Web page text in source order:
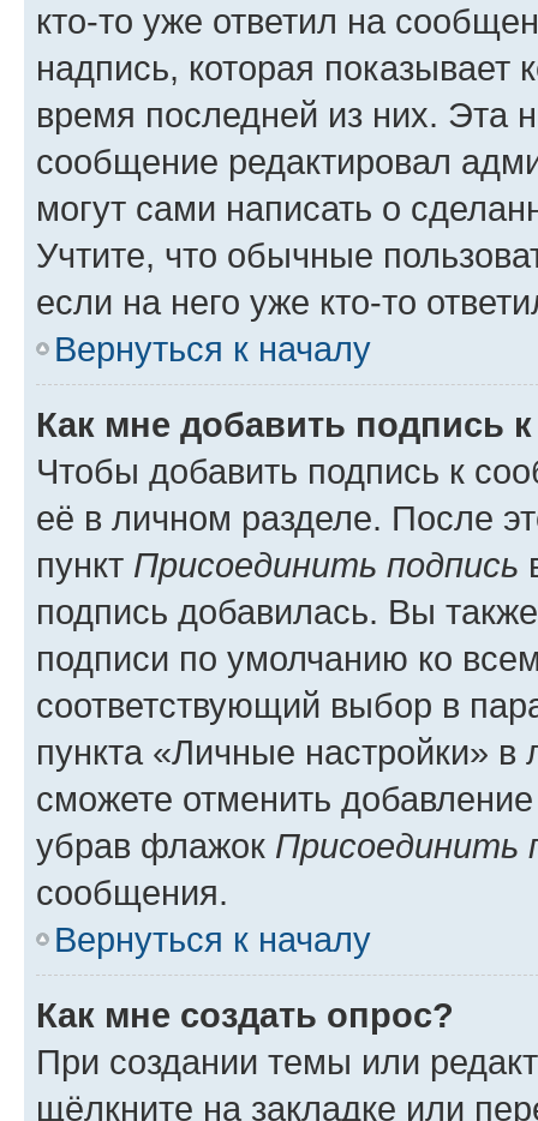
кто-то уже ответил на
надпись, которая показывает
время последней из них. Эта
сообщение редактировал
могут сами написать о
Учтите, что обычные
если на него уже кто-то
Вернуться к началу
Как мне добавить подпись
Чтобы добавить подпись к
её в личном разделе. После
пункт Присоединить подпись
подпись добавилась. Вы
подписи по умолчанию ко
соответствующий выбор в
пункта «Личные настройки»
сможете отменить
убрав флажок Присоединить
сообщения.
Вернуться к началу
Как мне создать опрос?
При создании темы или
щёлкните на закладке или